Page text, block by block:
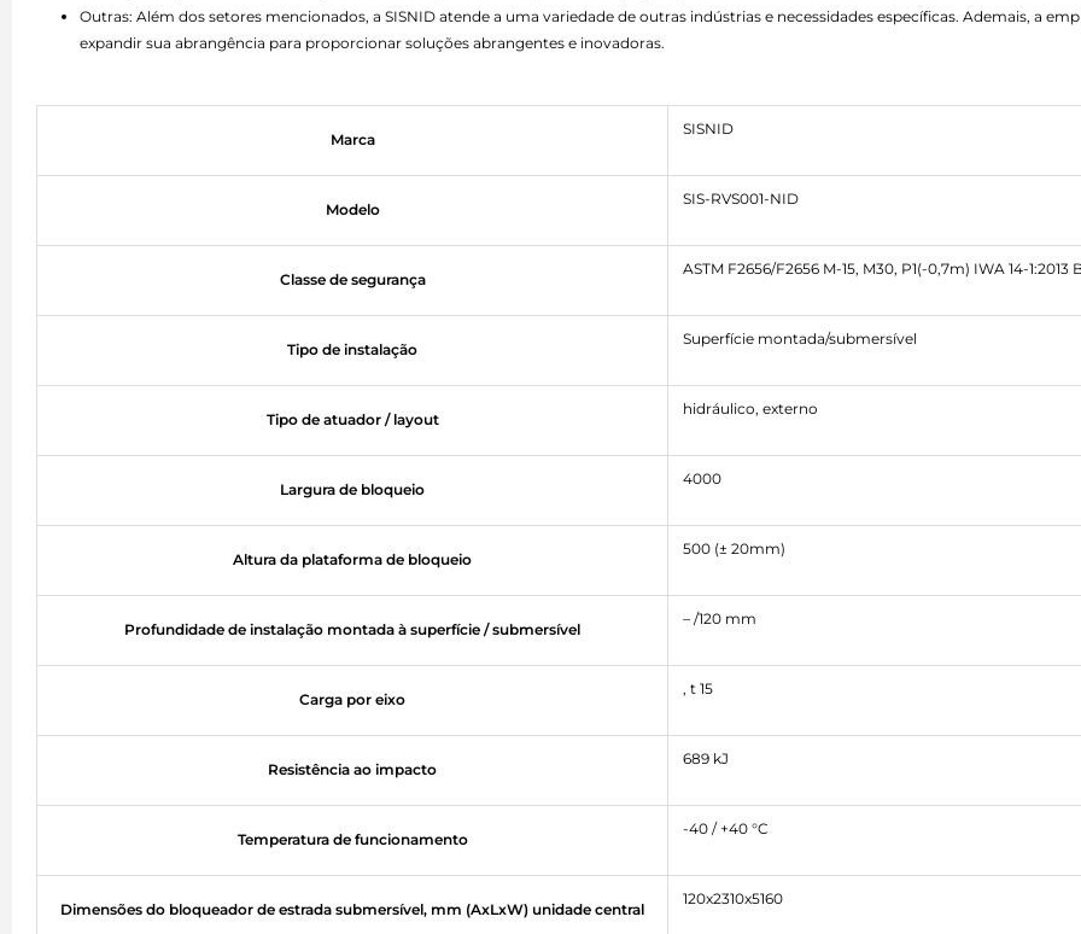
Outras: Além dos setores mencionados, a SISNID atende a uma variedade de outras indústrias e necessidades específicas. Ademais, a
expandir sua abrangência para proporcionar soluções abrangentes e inovadoras.
Marca
SISNID
Modelo
SIS-RVS001-NID
Classe de segurança
ASTM F2656/F2656 M-15, M30, P1(-0,7m) IWA 14-
Tipo de instalação
Superfície montada/submersível
Tipo de atuador / layout
hidráulico, externo
Largura de bloqueio
4000
Altura da plataforma de bloqueio
500 (± 20mm)
Profundidade de instalação montada à superfície / submersível
– /120 mm
Carga por eixo
, t 15
Resistência ao impacto
689 kJ
Temperatura de funcionamento
-40 / +40 °C
Dimensões do bloqueador de estrada submersível, mm (AxLxW) unidade central
120x2310x5160